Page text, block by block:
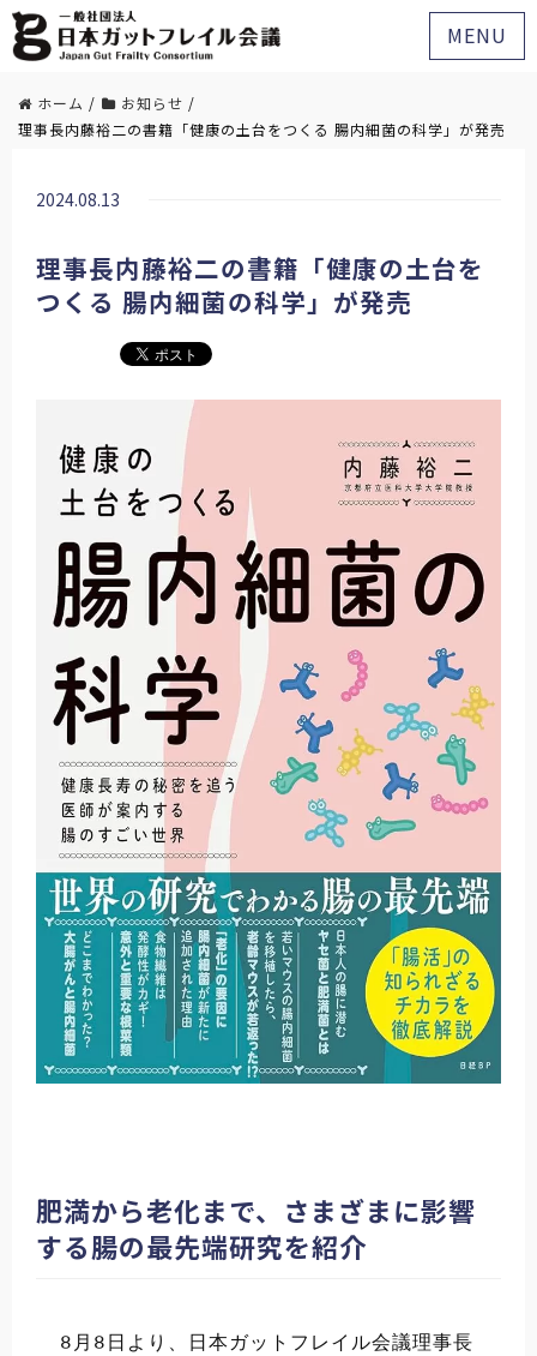
MENU
ホーム / お知らせ /
理事長内藤裕二の書籍「健康の土台をつくる 腸内細菌の科学」が発売
2024.08.13
理事長内藤裕二の書籍「健康の土台を
つくる 腸内細菌の科学」が発売
肥満から老化まで、さまざまに影響
する腸の最先端研究を紹介
8月8日より、日本ガットフレイル会議理事長